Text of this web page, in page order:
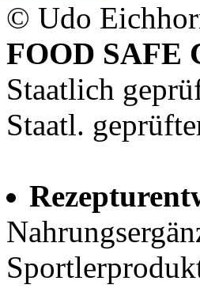
© Udo
FOOD SAFE
Staatlich
Staatl.